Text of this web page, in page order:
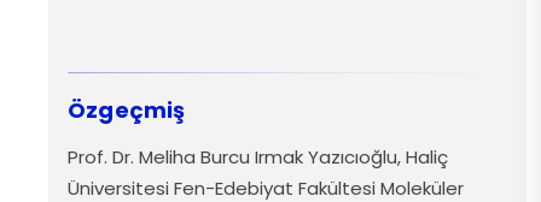
Özgeçmiş
Prof. Dr. Meliha Burcu Irmak Yazıcıoğlu, Haliç
Üniversitesi Fen-Edebiyat Fakültesi Moleküler